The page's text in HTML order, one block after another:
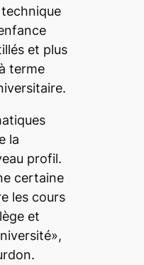
technique
et plus
terme
la
profil.
certaine
les cours
et